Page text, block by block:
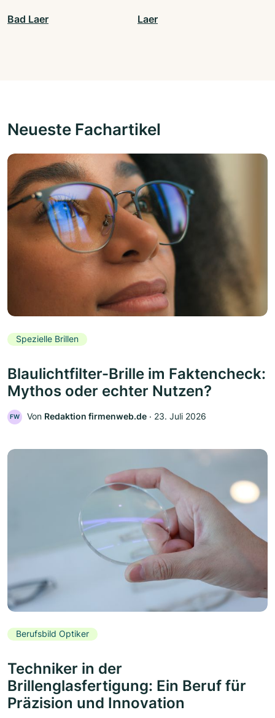
Bad Laer Laer
Neueste Fachartikel
Spezielle Brillen
Blaulichtfilter-Brille im Faktencheck:
Mythos oder echter Nutzen?
FW Von Redaktion firmenweb.de ‧ 23. Juli 2026
Berufsbild Optiker
Techniker in der
Brillenglasfertigung: Ein Beruf für
Präzision und Innovation